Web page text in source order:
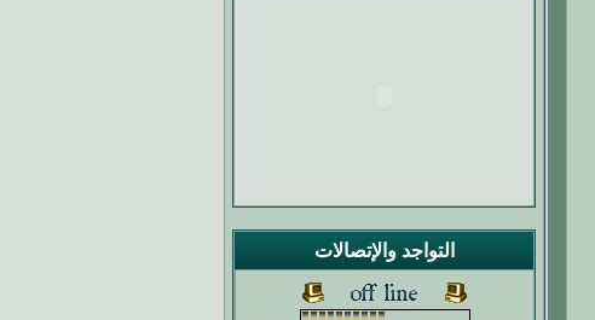
التواجد والإتصالات